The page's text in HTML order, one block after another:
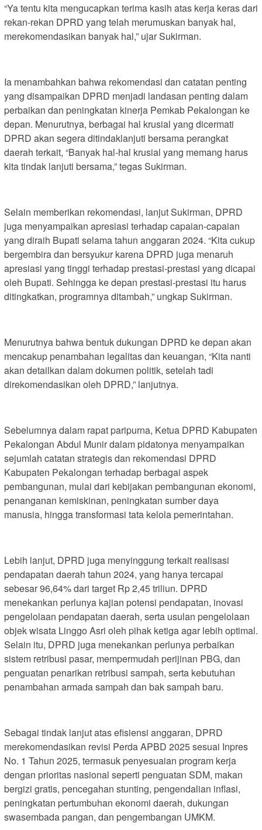
“Ya tentu kita mengucapkan terima kasih atas kerja keras dari
rekan-rekan DPRD yang telah merumuskan banyak hal,
merekomendasikan banyak hal,” ujar Sukirman.
Ia menambahkan bahwa rekomendasi dan catatan penting
yang disampaikan DPRD menjadi landasan penting dalam
perbaikan dan peningkatan kinerja Pemkab Pekalongan ke
depan. Menurutnya, berbagai hal krusial yang dicermati
DPRD akan segera ditindaklanjuti bersama perangkat
daerah terkait, “Banyak hal-hal krusial yang memang harus
kita tindak lanjuti bersama,” tegas Sukirman.
Selain memberikan rekomendasi, lanjut Sukirman, DPRD
juga menyampaikan apresiasi terhadap capaian-capaian
yang diraih Bupati selama tahun anggaran 2024. “Kita cukup
bergembira dan bersyukur karena DPRD juga menaruh
apresiasi yang tinggi terhadap prestasi-prestasi yang dicapai
oleh Bupati. Sehingga ke depan prestasi-prestasi itu harus
ditingkatkan, programnya ditambah,” ungkap Sukirman.
Menurutnya bahwa bentuk dukungan DPRD ke depan akan
mencakup penambahan legalitas dan keuangan, “Kita nanti
akan detailkan dalam dokumen politik, setelah tadi
direkomendasikan oleh DPRD,” lanjutnya.
Sebelumnya dalam rapat paripurna, Ketua DPRD Kabupaten
Pekalongan Abdul Munir dalam pidatonya menyampaikan
sejumlah catatan strategis dan rekomendasi DPRD
Kabupaten Pekalongan terhadap berbagai aspek
pembangunan, mulai dari kebijakan pembangunan ekonomi,
penanganan kemiskinan, peningkatan sumber daya
manusia, hingga transformasi tata kelola pemerintahan.
Lebih lanjut, DPRD juga menyinggung terkait realisasi
pendapatan daerah tahun 2024, yang hanya tercapai
sebesar 96,64% dari target Rp 2,45 triliun. DPRD
menekankan perlunya kajian potensi pendapatan, inovasi
pengelolaan pendapatan daerah, serta usulan pengelolaan
objek wisata Linggo Asri oleh pihak ketiga agar lebih optimal.
Selain itu, DPRD juga menekankan perlunya perbaikan
sistem retribusi pasar, mempermudah perijinan PBG, dan
penguatan penarikan retribusi sampah, serta kebutuhan
penambahan armada sampah dan bak sampah baru.
Sebagai tindak lanjut atas efisiensi anggaran, DPRD
merekomendasikan revisi Perda APBD 2025 sesuai Inpres
No. 1 Tahun 2025, termasuk penyesuaian program kerja
dengan prioritas nasional seperti penguatan SDM, makan
bergizi gratis, pencegahan stunting, pengendalian inflasi,
peningkatan pertumbuhan ekonomi daerah, dukungan
swasembada pangan, dan pengembangan UMKM.